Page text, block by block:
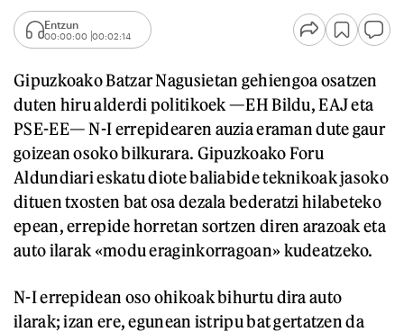
Entzun
00:00:00 00:02:14
Gipuzkoako Batzar Nagusietan gehiengoa osatzen
duten hiru alderdi politikoek —EH Bildu, EAJ eta
PSE-EE— N-I errepidearen auzia eraman dute gaur
goizean osoko bilkurara. Gipuzkoako Foru
Aldundiari eskatu diote baliabide teknikoak jasoko
dituen txosten bat osa dezala bederatzi hilabeteko
epean, errepide horretan sortzen diren arazoak eta
auto ilarak «modu eraginkorragoan» kudeatzeko.
N-I errepidean oso ohikoak bihurtu dira auto
ilarak; izan ere, egunean istripu bat gertatzen da